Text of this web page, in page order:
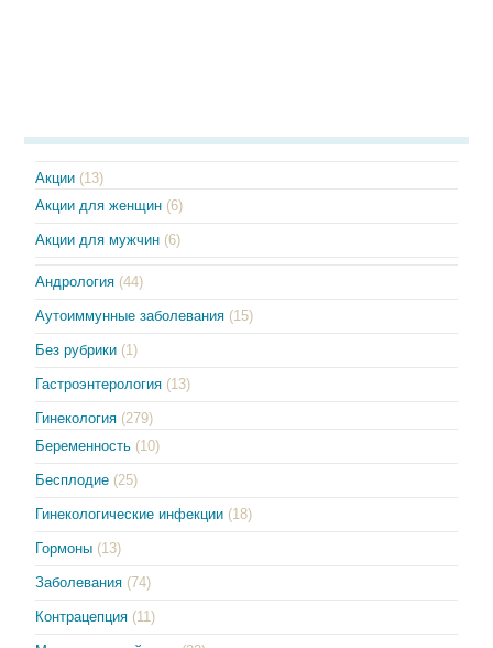
Акции (13)
Акции для женщин (6)
Акции для мужчин (6)
Андрология (44)
Аутоиммунные заболевания (15)
Без рубрики (1)
Гастроэнтерология (13)
Гинекология (279)
Беременность (10)
Бесплодие (25)
Гинекологические инфекции (18)
Гормоны (13)
Заболевания (74)
Контрацепция (11)